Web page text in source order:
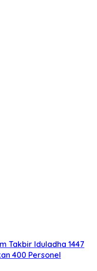
Takbir Iduladha 1447
400 Personel